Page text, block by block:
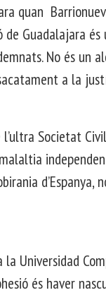
quan
Guadalajara
No és un
a la
Societat
d’Espanya,
Universidad
és haver